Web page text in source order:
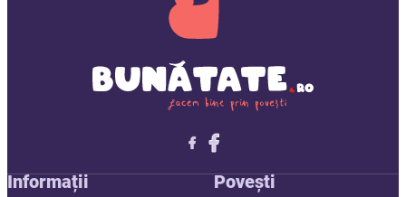
Follow me on X
Follow me on LinkedIn
Follow me on X
Informații Povești